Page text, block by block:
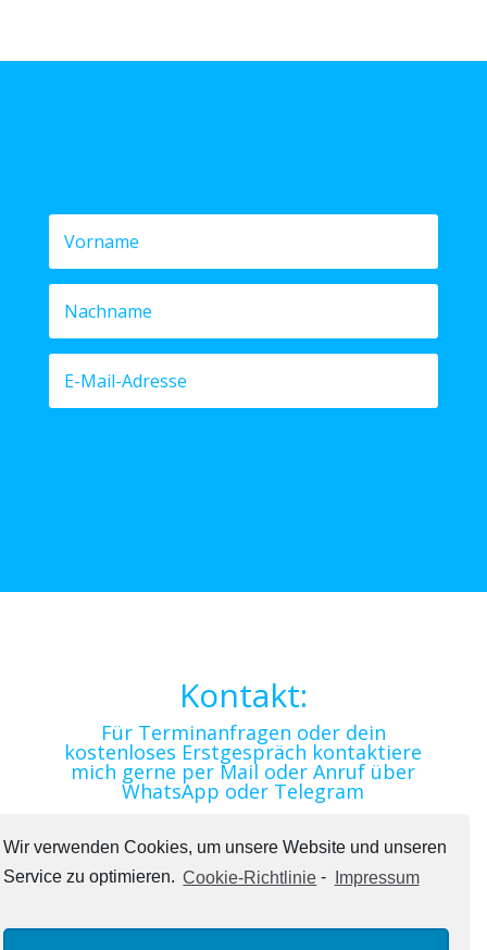
Wir verwenden Cookies, um unsere Website und unseren
Service zu optimieren. Cookie-Richtlinie - Impressum
Kontakt:
Für Terminanfragen oder dein
kostenloses Erstgespräch kontaktiere
mich gerne per Mail oder Anruf über
WhatsApp oder Telegram
+43 699 19 68 02 29